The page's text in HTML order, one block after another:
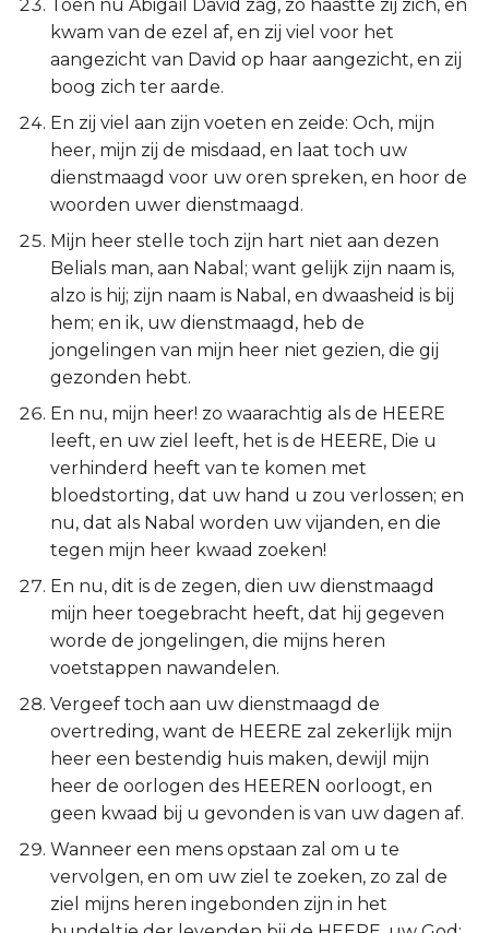
Toen nu Abigaïl David zag, zo haastte zij zich, en
kwam van de ezel af, en zij viel voor het
aangezicht van David op haar aangezicht, en zij
boog zich ter aarde.
En zij viel aan zijn voeten en zeide: Och, mijn
heer, mijn zij de misdaad, en laat toch uw
dienstmaagd voor uw oren spreken, en hoor de
woorden uwer dienstmaagd.
Mijn heer stelle toch zijn hart niet aan dezen
Belials man, aan Nabal; want gelijk zijn naam is,
alzo is hij; zijn naam is Nabal, en dwaasheid is bij
hem; en ik, uw dienstmaagd, heb de
jongelingen van mijn heer niet gezien, die gij
gezonden hebt.
En nu, mijn heer! zo waarachtig als de HEERE
leeft, en uw ziel leeft, het is de HEERE, Die u
verhinderd heeft van te komen met
bloedstorting, dat uw hand u zou verlossen; en
nu, dat als Nabal worden uw vijanden, en die
tegen mijn heer kwaad zoeken!
En nu, dit is de zegen, dien uw dienstmaagd
mijn heer toegebracht heeft, dat hij gegeven
worde de jongelingen, die mijns heren
voetstappen nawandelen.
Vergeef toch aan uw dienstmaagd de
overtreding, want de HEERE zal zekerlijk mijn
heer een bestendig huis maken, dewijl mijn
heer de oorlogen des HEEREN oorloogt, en
geen kwaad bij u gevonden is van uw dagen af.
Wanneer een mens opstaan zal om u te
vervolgen, en om uw ziel te zoeken, zo zal de
ziel mijns heren ingebonden zijn in het